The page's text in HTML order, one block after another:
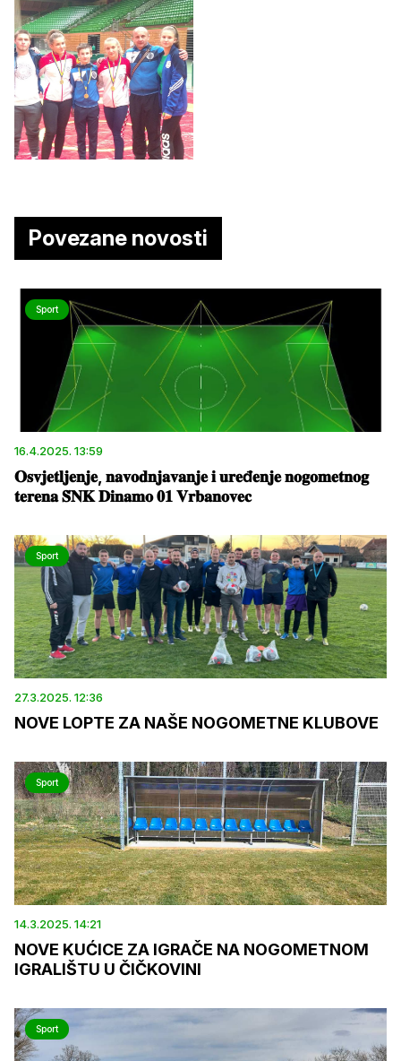
Povezane novosti
Sport
16.4.2025. 13:59
𝐎𝐬𝐯𝐣𝐞𝐭𝐥𝐣𝐞𝐧𝐣𝐞, 𝐧𝐚𝐯𝐨𝐝𝐧𝐣𝐚𝐯𝐚𝐧𝐣𝐞 𝐢 𝐮𝐫𝐞đ𝐞𝐧𝐣𝐞 𝐧𝐨𝐠𝐨𝐦𝐞𝐭𝐧𝐨𝐠
𝐭𝐞𝐫𝐞𝐧𝐚 𝐒̌𝐍𝐊 𝐃𝐢𝐧𝐚𝐦𝐨 𝟎𝟏 𝐕𝐫𝐛𝐚𝐧𝐨𝐯𝐞𝐜
Sport
27.3.2025. 12:36
NOVE LOPTE ZA NAŠE NOGOMETNE KLUBOVE
Sport
14.3.2025. 14:21
NOVE KUĆICE ZA IGRAČE NA NOGOMETNOM
IGRALIŠTU U ČIČKOVINI
Sport